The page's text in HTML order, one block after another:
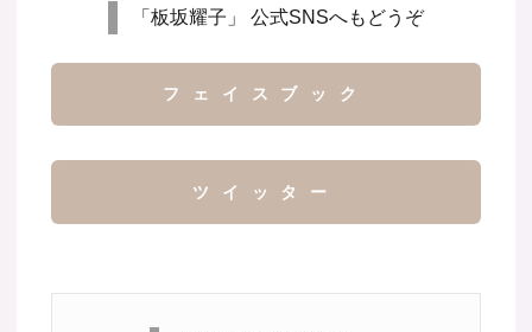
「板坂耀子」 公式SNSへもどうぞ
フェイスブック
ツイッター